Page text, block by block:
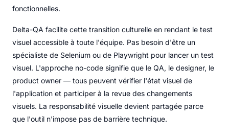
fonctionnelles.
Delta-QA facilite cette transition culturelle en rendant le test
visuel accessible à toute l'équipe. Pas besoin d'être un
spécialiste de Selenium ou de Playwright pour lancer un test
visuel. L'approche no-code signifie que le QA, le designer, le
product owner — tous peuvent vérifier l'état visuel de
l'application et participer à la revue des changements
visuels. La responsabilité visuelle devient partagée parce
que l'outil n'impose pas de barrière technique.